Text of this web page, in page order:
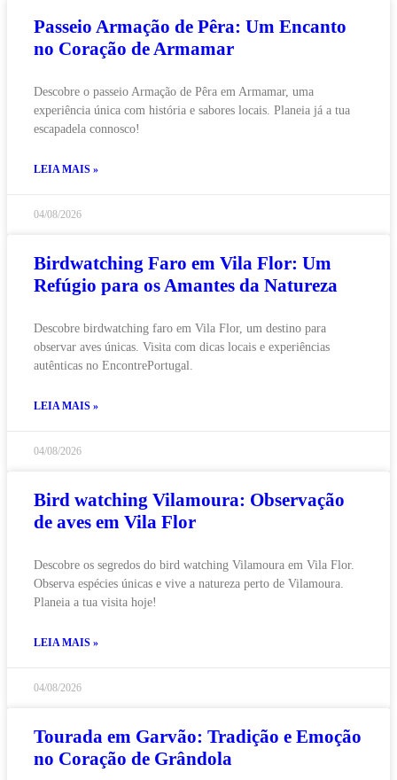
Passeio Armação de Pêra: Um Encanto
no Coração de Armamar
Descobre o passeio Armação de Pêra em Armamar, uma
experiência única com história e sabores locais. Planeia já a tua
escapadela connosco!
LEIA MAIS »
04/08/2026
Birdwatching Faro em Vila Flor: Um
Refúgio para os Amantes da Natureza
Descobre birdwatching faro em Vila Flor, um destino para
observar aves únicas. Visita com dicas locais e experiências
autênticas no EncontrePortugal.
LEIA MAIS »
04/08/2026
Bird watching Vilamoura: Observação
de aves em Vila Flor
Descobre os segredos do bird watching Vilamoura em Vila Flor.
Observa espécies únicas e vive a natureza perto de Vilamoura.
Planeia a tua visita hoje!
LEIA MAIS »
04/08/2026
Tourada em Garvão: Tradição e Emoção
no Coração de Grândola